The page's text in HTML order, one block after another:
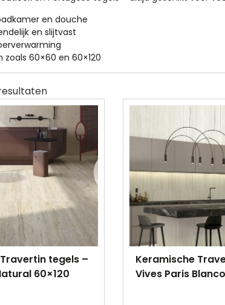
en douche
en slijtvast
60×60 en 60×120
tegels –
60×120
Keramische
Vives Paris